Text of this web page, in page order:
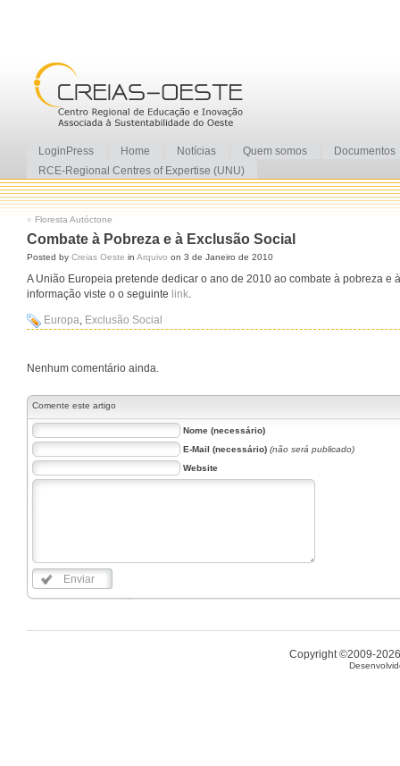
LoginPress Home Notícias Quem somos
Documentos
RCE-Regional Centres of Expertise (UNU)
« Floresta Autóctone
Combate à Pobreza e à Exclusão Social
Posted by Creias Oeste in Arquivo on 3 de Janeiro de 2010
A União Europeia pretende dedicar o ano de 2010 ao combate à pobreza e
informação viste o o seguinte link.
Europa, Exclusão Social
Nenhum comentário ainda.
Comente este artigo
Nome (necessário)
E-Mail (necessário) (não será publicado)
Website
Enviar
Copyright ©2009-